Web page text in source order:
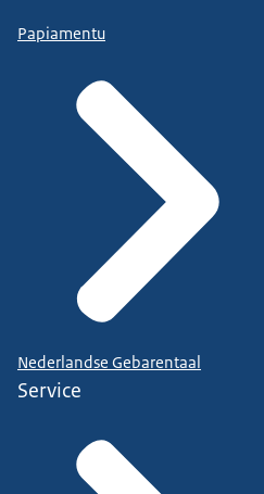
Papiamentu
Nederlandse Gebarentaal
Service